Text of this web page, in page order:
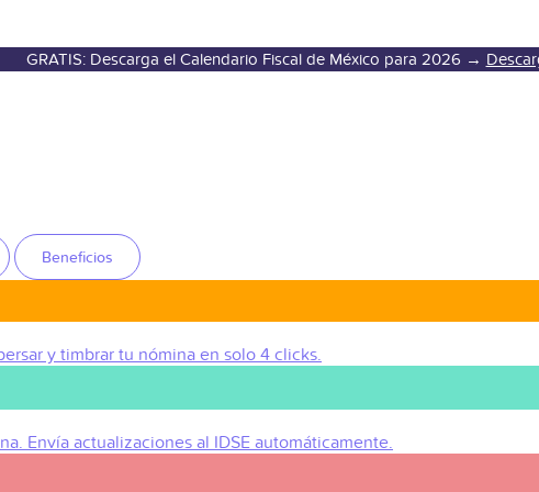
GRATIS: Descarga el Calendario Fiscal de México para 2026 →
Beneficios
y timbrar tu nómina en solo 4 clicks.
Envía actualizaciones al IDSE automáticamente.